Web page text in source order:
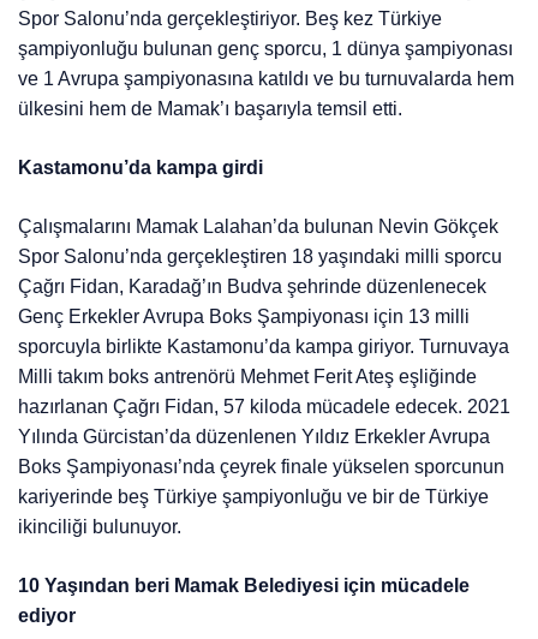
Spor Salonu’nda gerçekleştiriyor. Beş kez Türkiye
şampiyonluğu bulunan genç sporcu, 1 dünya şampiyonası
ve 1 Avrupa şampiyonasına katıldı ve bu turnuvalarda hem
ülkesini hem de Mamak’ı başarıyla temsil etti.
Kastamonu’da kampa girdi
Çalışmalarını Mamak Lalahan’da bulunan Nevin Gökçek
Spor Salonu’nda gerçekleştiren 18 yaşındaki milli sporcu
Çağrı Fidan, Karadağ’ın Budva şehrinde düzenlenecek
Genç Erkekler Avrupa Boks Şampiyonası için 13 milli
sporcuyla birlikte Kastamonu’da kampa giriyor. Turnuvaya
Milli takım boks antrenörü Mehmet Ferit Ateş eşliğinde
hazırlanan Çağrı Fidan, 57 kiloda mücadele edecek. 2021
Yılında Gürcistan’da düzenlenen Yıldız Erkekler Avrupa
Boks Şampiyonası’nda çeyrek finale yükselen sporcunun
kariyerinde beş Türkiye şampiyonluğu ve bir de Türkiye
ikinciliği bulunuyor.
10 Yaşından beri Mamak Belediyesi için mücadele
ediyor